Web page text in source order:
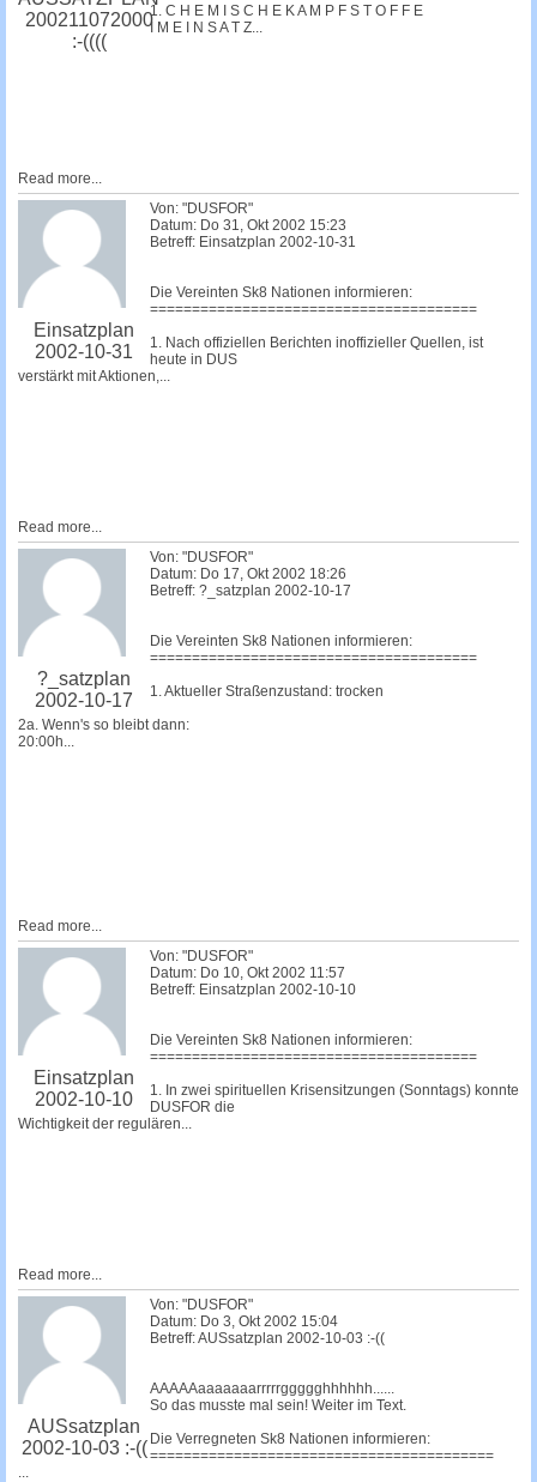
200211072000
:-((((
1. C H E M I S C H E K A M P F S T O F F E
I M E I N S A T Z...
Read more...
Einsatzplan
2002-10-31
Von: "DUSFOR"
Datum: Do 31, Okt 2002 15:23
Betreff: Einsatzplan 2002-10-31
Die Vereinten Sk8 Nationen informieren:
=======================================
1. Nach offiziellen Berichten inoffizieller Quellen, ist
heute in DUS
verstärkt mit Aktionen,...
Read more...
?_satzplan
2002-10-17
Von: "DUSFOR"
Datum: Do 17, Okt 2002 18:26
Betreff: ?_satzplan 2002-10-17
Die Vereinten Sk8 Nationen informieren:
=======================================
1. Aktueller Straßenzustand: trocken
2a. Wenn's so bleibt dann:
20:00h...
Read more...
Einsatzplan
2002-10-10
Von: "DUSFOR"
Datum: Do 10, Okt 2002 11:57
Betreff: Einsatzplan 2002-10-10
Die Vereinten Sk8 Nationen informieren:
=======================================
1. In zwei spirituellen Krisensitzungen (Sonntags) konnte
DUSFOR die
Wichtigkeit der regulären...
Read more...
AUSsatzplan
2002-10-03 :-((
Von: "DUSFOR"
Datum: Do 3, Okt 2002 15:04
Betreff: AUSsatzplan 2002-10-03 :-((
AAAAAaaaaaaarrrrrggggghhhhhh......
So das musste mal sein! Weiter im Text.
Die Verregneten Sk8 Nationen informieren:
=========================================
...